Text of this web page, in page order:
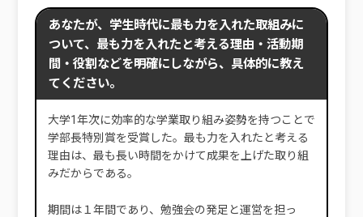
あなたが、学生時代に最も力を入れた取組みに
ついて、最も力を入れたと考える理由・活動期
間・役割などを明確にしながら、具体的に教え
てください。
大学1年次に効率的な学業取り組み姿勢を持つことで
学部長特別賞を受賞した。最も力を入れたと考える
理由は、最も長い時間をかけて成果を上げた取り組
みだからである。
期間は１年間であり、勉強会の発足と運営を担っ